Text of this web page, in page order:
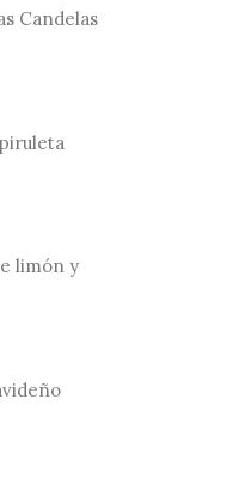
Candelas
limón y